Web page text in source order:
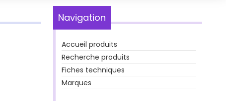
Navigation
Accueil produits
Recherche produits
Fiches techniques
Marques